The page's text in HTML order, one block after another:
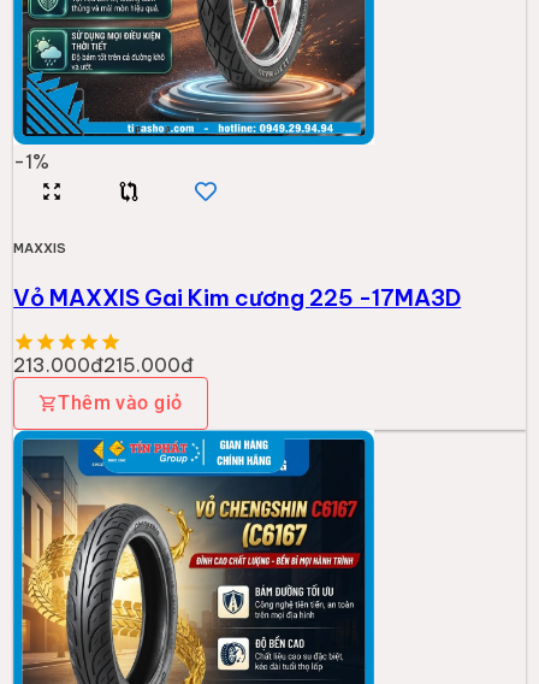
-1%
MAXXIS
Vỏ MAXXIS Gai Kim cương 225 -17MA3D
213.000đ215.000đ
Thêm vào giỏ